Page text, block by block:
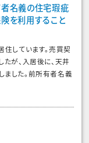
名義の住宅瑕疵
を利用すること
しています。売買契
が、入居後に、天井
した。前所有者名義